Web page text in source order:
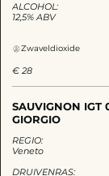
ALCOHOL:
12,5% ABV
€ 28
Zwaveldioxide
SAUVIGNON IGT
GIORGIO
REGIO:
Veneto
DRUIVENRAS: